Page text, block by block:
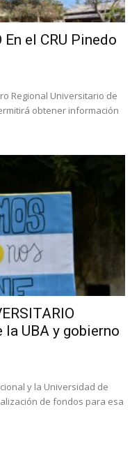
En el CRU Pinedo
Regional Universitario de
obtener información
UBA y gobierno
y la Universidad de
de fondos para esa